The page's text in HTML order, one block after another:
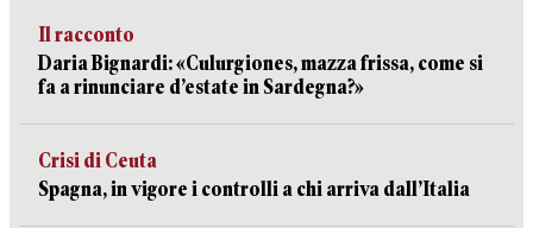
Il racconto
Daria Bignardi: «Culurgiones, mazza frissa, come si
fa a rinunciare d’estate in Sardegna?»
Crisi di Ceuta
Spagna, in vigore i controlli a chi arriva dall’Italia